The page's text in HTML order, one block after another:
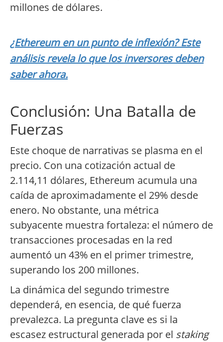
millones de dólares.
¿Ethereum en un punto de inflexión? Este
análisis revela lo que los inversores deben
saber ahora.
Conclusión: Una Batalla de
Fuerzas
Este choque de narrativas se plasma en el
precio. Con una cotización actual de
2.114,11 dólares, Ethereum acumula una
caída de aproximadamente el 29% desde
enero. No obstante, una métrica
subyacente muestra fortaleza: el número de
transacciones procesadas en la red
aumentó un 43% en el primer trimestre,
superando los 200 millones.
La dinámica del segundo trimestre
dependerá, en esencia, de qué fuerza
prevalezca. La pregunta clave es si la
escasez estructural generada por el staking